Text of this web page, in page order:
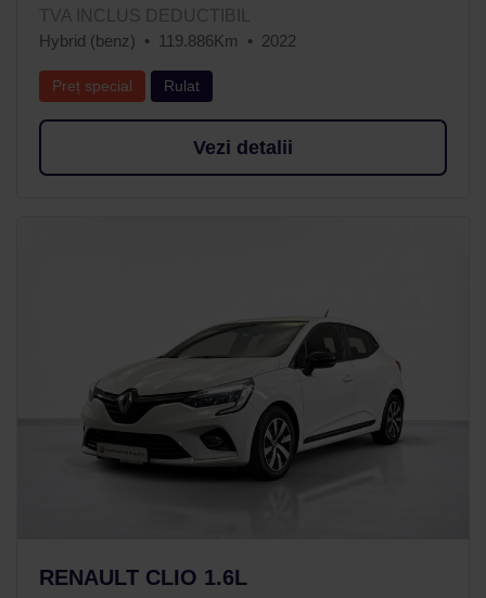
TVA INCLUS DEDUCTIBIL
Hybrid (benz)
119.886Km 2022
Preț special Rulat
Vezi detalii
RENAULT CLIO 1.6L